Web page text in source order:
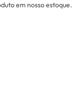
em nosso estoque.